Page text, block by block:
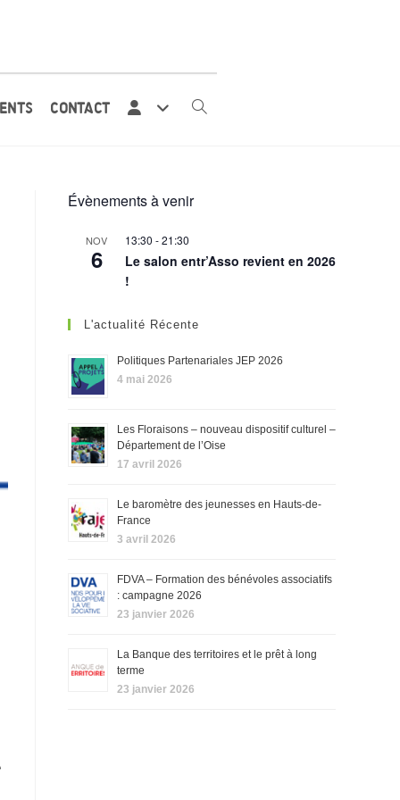
CONTACT
Évènements à venir
NOV
6
13:30 -21:30
Le salon entr’Asso revient en 2026
!
L'actualité Récente
Politiques Partenariales JEP 2026
4 mai 2026
Les Floraisons – nouveau dispositif culturel –
Département de l’Oise
17 avril 2026
Le baromètre des jeunesses en Hauts-de-
France
3 avril 2026
FDVA – Formation des bénévoles associatifs
: campagne 2026
23 janvier 2026
La Banque des territoires et le prêt à long
terme
23 janvier 2026